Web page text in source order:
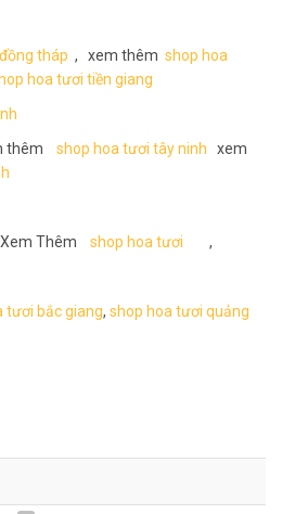
tháp , xem thêm shop hoa
hoa tươi tiền giang
thêm shop hoa tươi tây ninh xem
Thêm shop hoa tươi ,
tươi bắc giang, shop hoa tươi quảng